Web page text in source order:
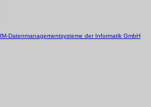
Datenmanagementsysteme der Informatik GmbH